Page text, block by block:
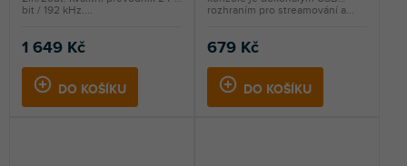
1 649 Kč
DO KOŠÍKU
bit / 192 kHz....
2,0
hvězdiček.
679 Kč
DO KOŠÍKU
rozhraním pro streamování a...